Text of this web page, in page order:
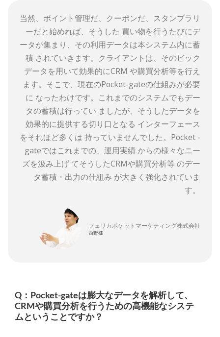
当然、ポイント管理だ、クーポンだ、スタンプラリ
ーだと始めれば、そうした 買い物を行うたびにデ
ータが集まり、その利用データは本システム内に蓄
積 されていきます。クライアントは、そのビック
データを用いて効果的にCRM や購買分析等を行え
ます。そこで、現在のPocket-gateの仕組みが必要
に なったわけです。これまでのシステムでもデー
タの蓄積は行ってい ましたが、そうしたデータを
効果的に提供する切り口となる インターフェース
をそれほど多くは 持っていませんでした。Pocket -
gateではこれまでの、運用実績 からの様々なニー
ズを汲み上げ てそうしたCRMや購買分析等 のデー
タ蓄積・出力の仕組み が大きく強化されていま
す。
フェリカポケットマーケティング株式会社
西野様
Q：Pocket-gateは膨大なデータを解析して、
CRMや購買分析を行うための高機能なシステ
ムということですか？